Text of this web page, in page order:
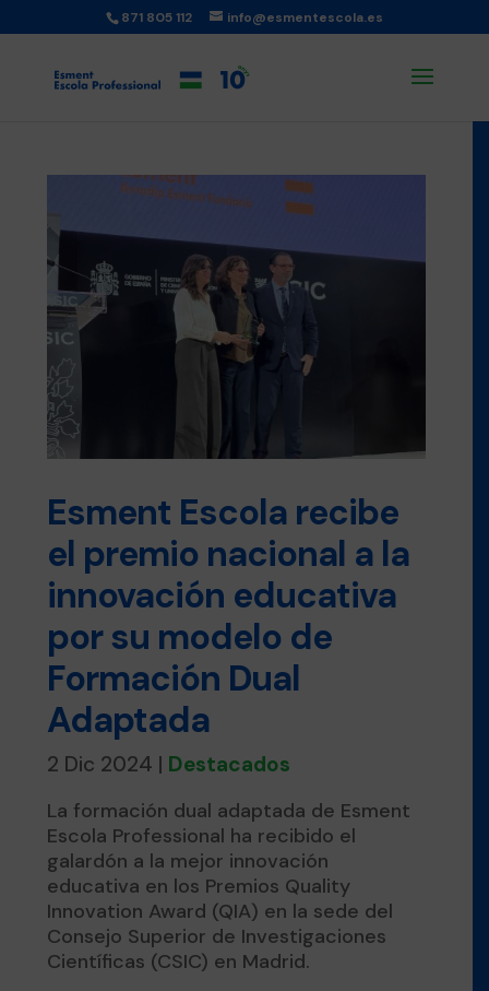
871 805 112 info@esmentescola.es
Esment Escola recibe
el premio nacional a la
innovación educativa
por su modelo de
Formación Dual
Adaptada
2 Dic 2024 | Destacados
La formación dual adaptada de Esment
Escola Professional ha recibido el
galardón a la mejor innovación
educativa en los Premios Quality
Innovation Award (QIA) en la sede del
Consejo Superior de Investigaciones
Científicas (CSIC) en Madrid.